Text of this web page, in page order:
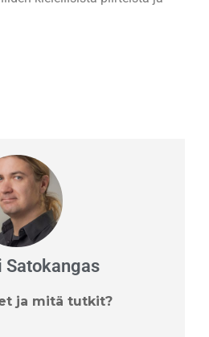
Satokangas
ja mitä tutkit?